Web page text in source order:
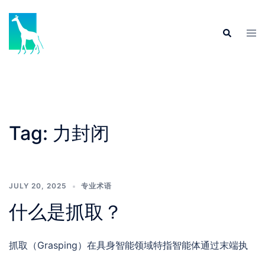
content
Search
Tag: 力封闭
JULY 20, 2025 专业术语
什么是抓取？
抓取（Grasping）在具身智能领域特指智能体通过末端执